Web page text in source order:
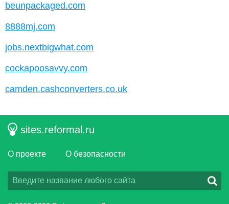
beunpackaged.com
8888mj.com
jobs.nextbigwhat.com
cockapoosavvy.com
camden.cashconverters.co.uk
sites.reformal.ru
О проекте О безопасности